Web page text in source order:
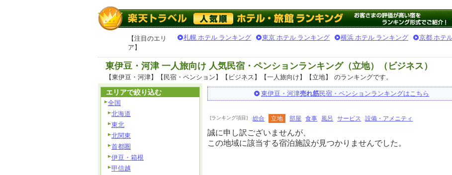
【注目のエリ
ア】
札幌 ホテル ランキング 東京 ホテル ランキング 横浜 ホテル ランキング 京都 ホテ
東伊豆・河津 一人旅向け 人気民宿・ペンションランキング（立地）（ビジネス）
【東伊豆・河津】【民宿・ペンション】【ビジネス】【一人旅向け】【立地】 のランキングです。
東伊豆・河津売れ筋民宿・ペンションランキングはこちら
[ランキング項目] 総合 立地 部屋 食事 風呂 サービス 設備・アメニティ
誠に申し訳ございませんが、
この地域に該当する宿泊施設が見つかりませんでした。
エリアで絞り込む
全国
北海道
東北
北関東
首都圏
伊豆・箱根
甲信越